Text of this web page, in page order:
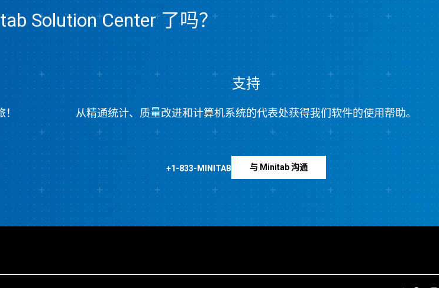
Solution Center 了吗？
支持
从精通统计、质量改进和计算机系统的代表处获得我们软件的使用帮助。
+1-833-MINITAB 与 Minitab 沟通